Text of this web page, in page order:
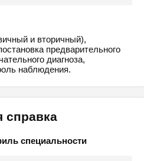
и вторичный),
предварительного
диагноза,
наблюдения.
специальности